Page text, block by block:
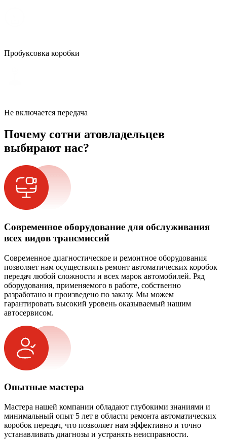
Пробуксовка коробки
Не включается передача
Почему сотни атовладельцев
выбирают нас?
Современное оборудование для обслуживания
всех видов трансмиссий
Современное диагностическое и ремонтное оборудования
позволяет нам осуществлять ремонт автоматических коробок
передач любой сложности и всех марок автомобилей. Ряд
оборудования, применяемого в работе, собственно
разработано и произведено по заказу. Мы можем
гарантировать высокий уровень оказываемый нашим
автосервисом.
Опытные мастера
Мастера нашей компании обладают глубокими знаниями и
минимальный опыт 5 лет в области ремонта автоматических
коробок передач, что позволяет нам эффективно и точно
устанавливать диагнозы и устранять неисправности.